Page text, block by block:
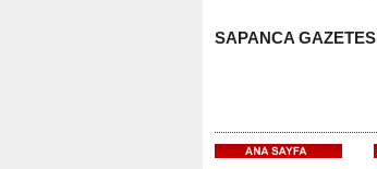
SAPANCA GAZETESİ